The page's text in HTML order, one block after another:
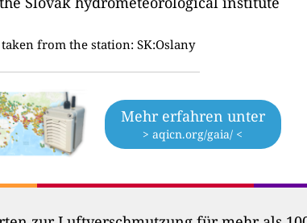
from the station: SK:Oslany
Mehr erfahren unter
> aqicn.org/gaia/ <